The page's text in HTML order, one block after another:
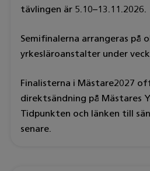
tävlingen är 5.10–13.11.2026.
Semifinalerna arrangeras på
yrkesläroanstalter under
Finalisterna i Mästare2027
direktsändning på Mästares
Tidpunkten och länken till
senare.